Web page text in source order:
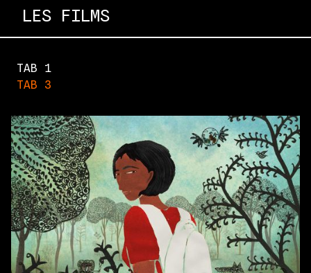
LES FILMS
TAB 1
TAB 3